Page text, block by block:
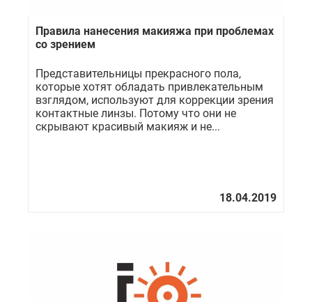
Правила нанесения макияжа при проблемах
со зрением
Представительницы прекрасного пола,
которые хотят обладать привлекательным
взглядом, используют для коррекции зрения
контактные линзы. Потому что они не
скрывают красивый макияж и не...